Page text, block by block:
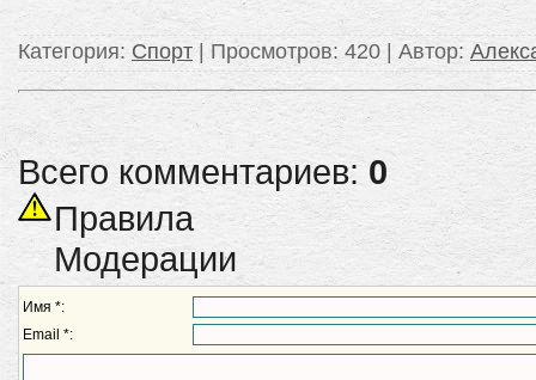
Категория: Спорт | Просмотров: 420 | Автор:
Всего комментариев:0
Правила
Модерации
Имя *:
Email *: